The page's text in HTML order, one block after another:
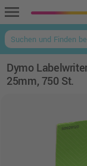
menu
Dymo
25mm, 750 St.